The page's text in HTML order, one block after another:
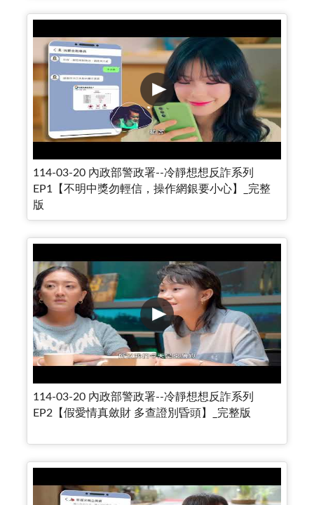
114-03-20 內政部警政署--冷靜想想反詐系列
EP1【不明中獎勿輕信，操作網銀要小心】_完整
版
114-03-20 內政部警政署--冷靜想想反詐系列
EP2【假愛情真斂財 多查證別昏頭】_完整版